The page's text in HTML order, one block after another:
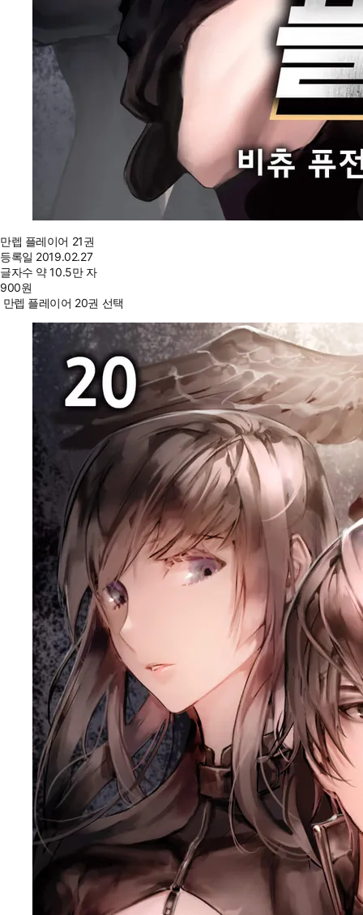
만렙 플레이어 21권
등록일 2019.02.27
글자수 약 10.5만 자
900원
만렙 플레이어 20권 선택